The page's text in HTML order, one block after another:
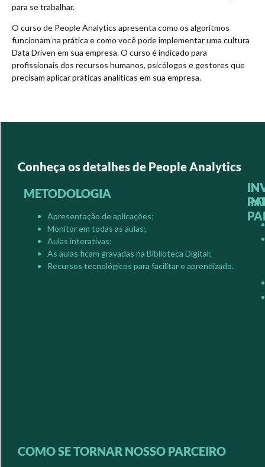
para se trabalhar.
O curso de People Analytics apresenta como os algoritmos
funcionam na prática e como você pode implementar uma cultura
Data Driven em sua empresa. O curso é indicado para
profissionais dos recursos humanos, psicólogos e gestores que
precisam aplicar práticas analíticas em sua empresa.
Conheça os detalhes de People Analytics
METODOLOGIA
Apresentação de aplicações;
Monitor em todas as aulas;
Aulas interativas;
As aulas ficam gravadas na Biblioteca Digital;
Recursos tecnológicos para facilitar o aprendizado.
COMO SE TORNAR NOSSO PARCEIRO